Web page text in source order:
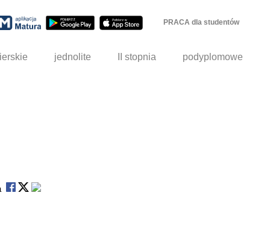
PRACA dla studentów
jednolite II stopnia podyplomowe